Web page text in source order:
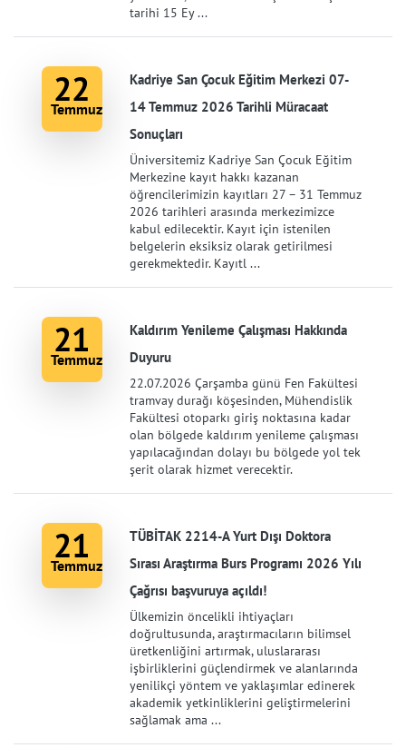
tarihi 15 Ey ...
22
Temmuz
Kadriye San Çocuk Eğitim Merkezi 07-
14 Temmuz 2026 Tarihli Müracaat
Sonuçları
Üniversitemiz Kadriye San Çocuk Eğitim
Merkezine kayıt hakkı kazanan
öğrencilerimizin kayıtları 27 – 31 Temmuz
2026 tarihleri arasında merkezimizce
kabul edilecektir. Kayıt için istenilen
belgelerin eksiksiz olarak getirilmesi
gerekmektedir. Kayıtl ...
21
Temmuz
Kaldırım Yenileme Çalışması Hakkında
Duyuru
22.07.2026 Çarşamba günü Fen Fakültesi
tramvay durağı köşesinden, Mühendislik
Fakültesi otoparkı giriş noktasına kadar
olan bölgede kaldırım yenileme çalışması
yapılacağından dolayı bu bölgede yol tek
şerit olarak hizmet verecektir.
21
Temmuz
TÜBİTAK 2214-A Yurt Dışı Doktora
Sırası Araştırma Burs Programı 2026 Yılı
Çağrısı başvuruya açıldı!
Ülkemizin öncelikli ihtiyaçları
doğrultusunda, araştırmacıların bilimsel
üretkenliğini artırmak, uluslararası
işbirliklerini güçlendirmek ve alanlarında
yenilikçi yöntem ve yaklaşımlar edinerek
akademik yetkinliklerini geliştirmelerini
sağlamak ama ...